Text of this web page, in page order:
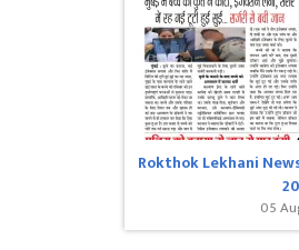
Rokthok Lekhani
05